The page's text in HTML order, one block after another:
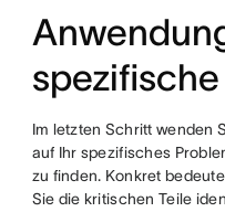
Im letzten Schritt wenden
auf Ihr spezifisches
zu finden. Konkret
Sie die kritischen Teile